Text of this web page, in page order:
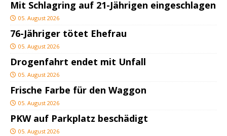
Mit Schlagring auf 21-Jährigen eingeschlagen
05. August 2026
76-Jähriger tötet Ehefrau
05. August 2026
Drogenfahrt endet mit Unfall
05. August 2026
Frische Farbe für den Waggon
05. August 2026
PKW auf Parkplatz beschädigt
05. August 2026